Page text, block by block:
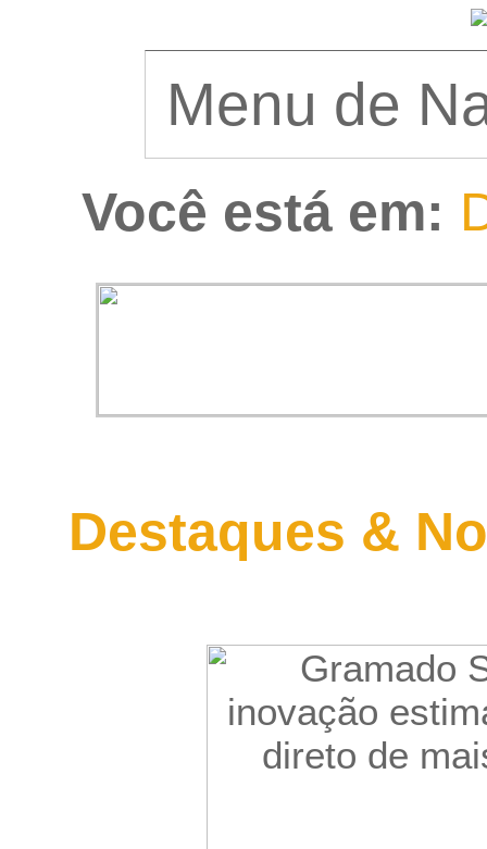
Você está em:
Destaques &